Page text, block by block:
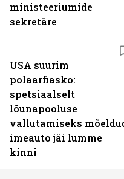
ministeeriumide
sekretäre
USA suurim
polaarfiasko:
spetsiaalselt
lõunapooluse
vallutamiseks
imeauto jäi lumme
kinni